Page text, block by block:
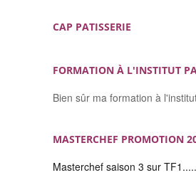
CAP PATISSERIE
FORMATION À L'INSTITUT
Bien sûr ma formation à
MASTERCHEF PROMOTION
Masterchef saison 3 sur TF1.....